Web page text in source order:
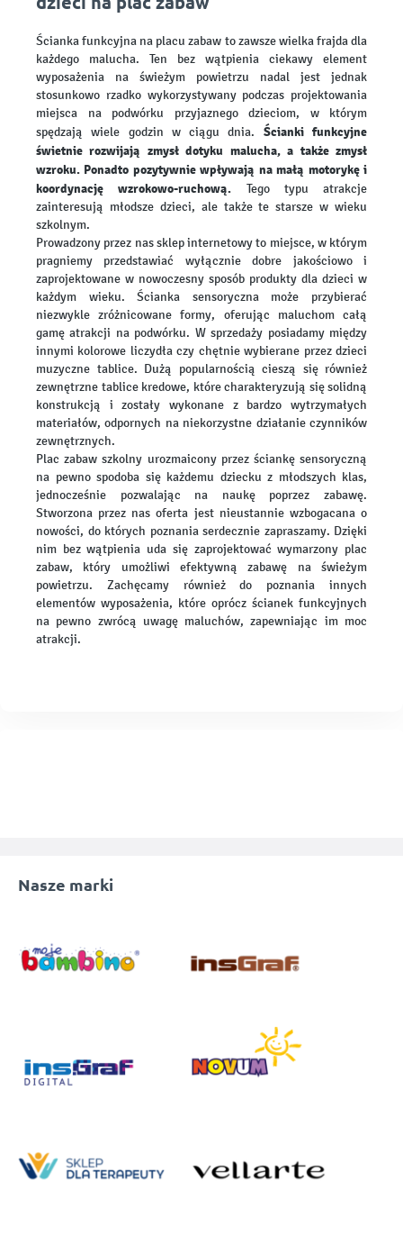
Ścianka funkcyjna na placu zabaw to zawsze wielka frajda dla
każdego malucha. Ten bez wątpienia ciekawy element
wyposażenia na świeżym powietrzu nadal jest jednak
stosunkowo rzadko wykorzystywany podczas projektowania
miejsca na podwórku przyjaznego dzieciom, w którym
spędzają wiele godzin w ciągu dnia.
Ścianki funkcyjne
świetnie rozwijają zmysł dotyku malucha, a także zmysł
wzroku. Ponadto pozytywnie wpływają na małą motorykę i
koordynację wzrokowo-ruchową. Tego typu atrakcje
zainteresują młodsze dzieci, ale także te starsze w wieku
szkolnym.
Prowadzony przez nas sklep internetowy to miejsce, w którym
pragniemy przedstawiać wyłącznie dobre jakościowo i
zaprojektowane w nowoczesny sposób produkty dla dzieci w
każdym wieku. Ścianka sensoryczna może przybierać
niezwykle zróżnicowane formy, oferując maluchom całą
gamę atrakcji na podwórku. W sprzedaży posiadamy między
innymi kolorowe liczydła czy chętnie wybierane przez dzieci
muzyczne tablice. Dużą popularnością cieszą się również
zewnętrzne tablice kredowe, które charakteryzują się solidną
konstrukcją i zostały wykonane z bardzo wytrzymałych
materiałów, odpornych na niekorzystne działanie czynników
zewnętrznych.
Plac zabaw szkolny urozmaicony przez ściankę sensoryczną
na pewno spodoba się każdemu dziecku z młodszych klas,
jednocześnie pozwalając na naukę poprzez zabawę.
Stworzona przez nas oferta jest nieustannie wzbogacana o
nowości, do których poznania serdecznie zapraszamy. Dzięki
nim bez wątpienia uda się zaprojektować wymarzony plac
zabaw, który umożliwi efektywną zabawę na świeżym
powietrzu. Zachęcamy również do poznania innych
elementów wyposażenia, które oprócz ścianek funkcyjnych
na pewno zwrócą uwagę maluchów, zapewniając im moc
atrakcji.
Nasze marki